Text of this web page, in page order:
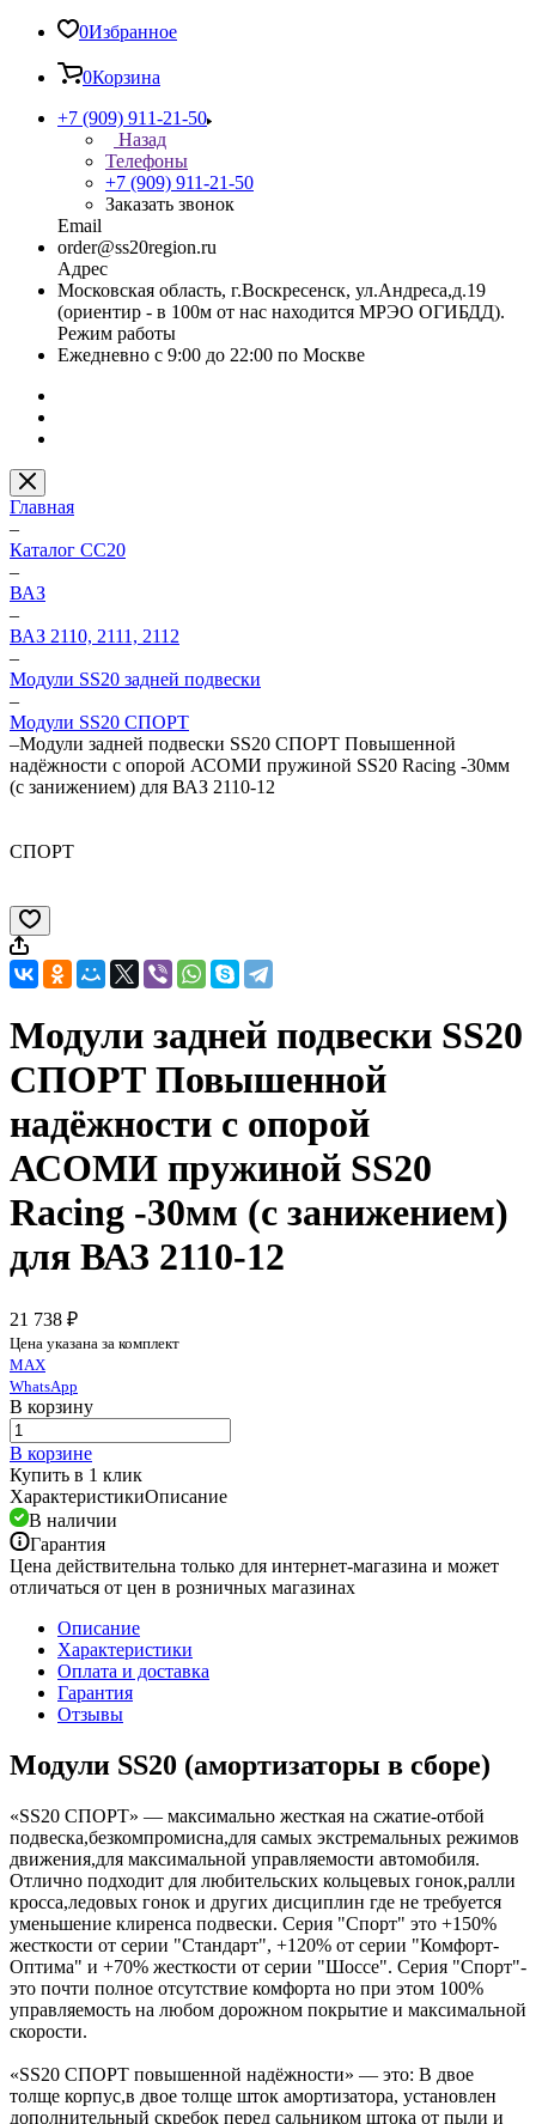
0Избранное
0Корзина
+7 (909) 911-21-50
Назад
Телефоны
+7 (909) 911-21-50
Заказать звонок
Email
order@ss20region.ru
Адрес
Московская область, г.Воскресенск, ул.Андреса,д.19
(ориентир - в 100м от нас находится МРЭО ОГИБДД).
Режим работы
Ежедневно с 9:00 до 22:00 по Москве
Главная
–
Каталог CC20
–
ВАЗ
–
ВАЗ 2110, 2111, 2112
–
Модули SS20 задней подвески
–
Модули SS20 СПОРТ
–Модули задней подвески SS20 СПОРТ Повышенной
надёжности с опорой АСОМИ пружиной SS20 Racing -30мм
(с занижением) для ВАЗ 2110-12
СПОРТ
Модули задней подвески SS20
СПОРТ Повышенной
надёжности с опорой
АСОМИ пружиной SS20
Racing -30мм (с занижением)
для ВАЗ 2110-12
21 738 ₽
Цена указана за комплект
MAX
WhatsApp
В корзину
В корзине
Купить в 1 клик
ХарактеристикиОписание
В наличии
Гарантия
Цена действительна только для интернет-магазина и может
отличаться от цен в розничных магазинах
Описание
Характеристики
Оплата и доставка
Гарантия
Отзывы
Модули SS20 (амортизаторы в сборе)
«SS20 СПОРТ» — максимально жесткая на сжатие-отбой
подвеска,безкомпромисна,для самых экстремальных режимов
движения,для максимальной управляемости автомобиля.
Отлично подходит для любительских кольцевых гонок,ралли
кросса,ледовых гонок и других дисциплин где не требуется
уменьшение клиренса подвески. Серия "Спорт" это +150%
жесткости от серии "Стандарт", +120% от серии "Комфорт-
Оптима" и +70% жесткости от серии "Шоссе". Серия "Спорт"-
это почти полное отсутствие комфорта но при этом 100%
управляемость на любом дорожном покрытие и максимальной
скорости.
«SS20 СПОРТ повышенной надёжности» — это: В двое
толще корпус,в двое толще шток амортизатора, установлен
дополнительный скребок перед сальником штока от пыли и